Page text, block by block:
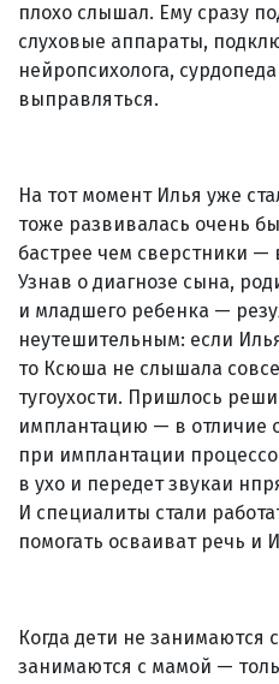
плохо слышал. Ему сразу
слуховые аппараты,
нейропсихолога,
выправляться.
На тот момент Илья уже
тоже развивалась очень
бастрее чем сверстники —
Узнав о диагнозе сына,
и младшего ребенка —
неутешительным: если
то Ксюша не слышала
тугоухости. Пришлось
имплантацию — в отличие
при имплантации
в ухо и передет звукаи
И специалиты стали
помогать осваиват речь и
Когда дети не занимаются
занимаются с мамой —